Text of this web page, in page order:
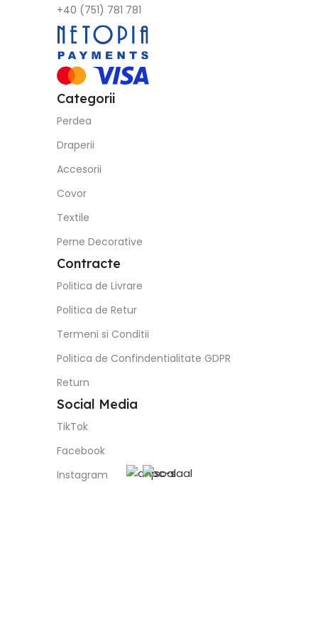
+40 (751) 781 781
Categorii
Perdea
Draperii
Accesorii
Covor
Textile
Perne Decorative
Contracte
Politica de Livrare
Politica de Retur
Termeni si Conditii
Politica de Confindentialitate GDPR
Return
Social Media
TikTok
Facebook
Instagram